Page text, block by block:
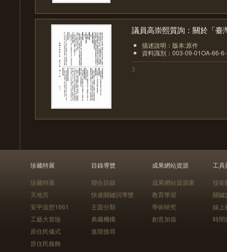
議員高崇熙質詢：關於「臺
描述說明：版本:原件
資料識別：003-09-01OA-66-
3
珍藏特展
珍藏特展
天地宮
安平追想1661
工藝大冒險
原住民儀式
原住民服飾
目錄導覽
聯合目錄
快速關鍵詞導覽
主題分類
典藏機構
進階搜尋
成果網站資源
成果網站資源庫
教育學習
學術研究
創意加值
工具
技術
關鍵
線上
時間